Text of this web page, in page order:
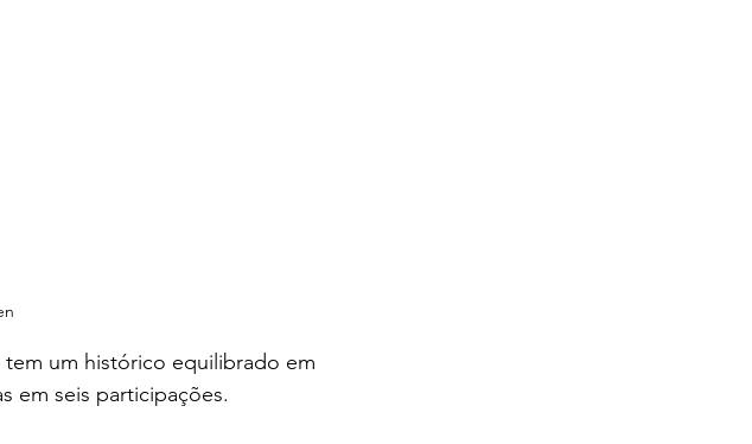
um histórico equilibrado em
em seis participações.